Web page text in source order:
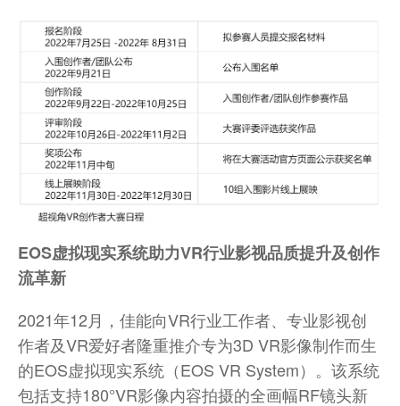
EOS虚拟现实系统助力VR行业影视品质提升及创作
流革新
2021年12月，佳能向VR行业工作者、专业影视创
作者及VR爱好者隆重推介专为3D VR影像制作而生
的EOS虚拟现实系统（EOS VR System）。该系统
包括支持180°VR影像内容拍摄的全画幅RF镜头新